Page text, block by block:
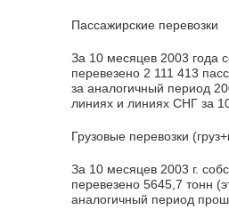
Пассажирские перевозки
За 10 месяцев 2003 года
перевезено 2 111 413
за аналогичный период
линиях и линиях СНГ за
Грузовые перевозки
За 10 месяцев 2003 г.
перевезено 5645,7 тонн
аналогичный период